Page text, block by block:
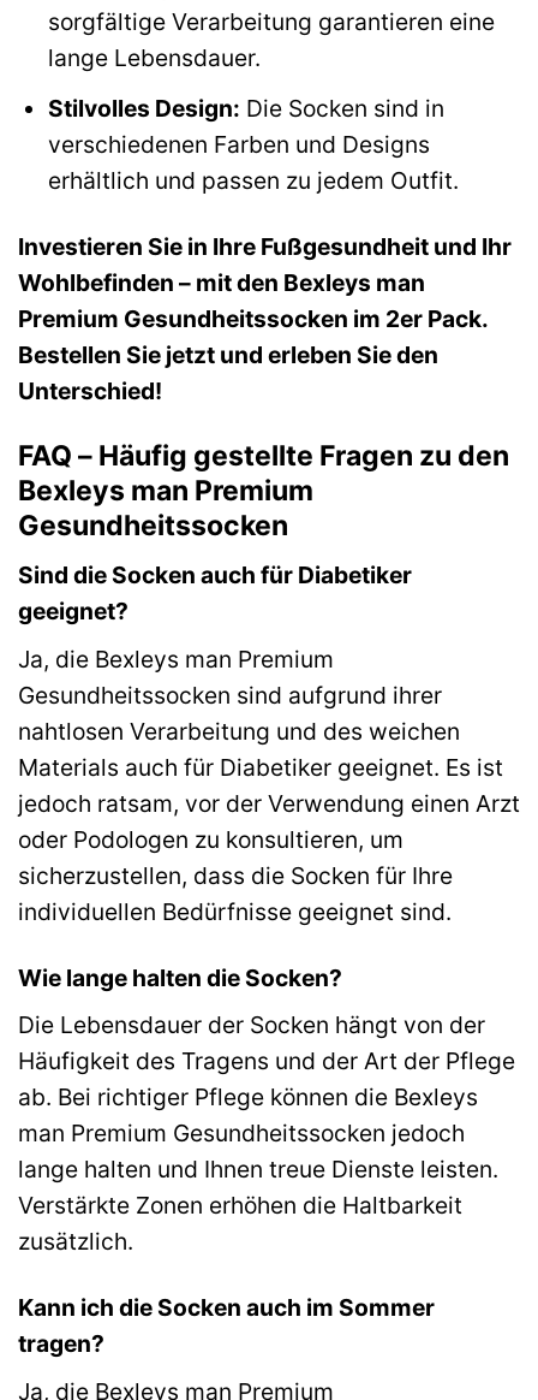
sorgfältige Verarbeitung garantieren eine
lange Lebensdauer.
Stilvolles Design: Die Socken sind in
verschiedenen Farben und Designs
erhältlich und passen zu jedem Outfit.
Investieren Sie in Ihre Fußgesundheit und Ihr
Wohlbefinden – mit den Bexleys man
Premium Gesundheitssocken im 2er Pack.
Bestellen Sie jetzt und erleben Sie den
Unterschied!
FAQ – Häufig gestellte Fragen zu den
Bexleys man Premium
Gesundheitssocken
Sind die Socken auch für Diabetiker
geeignet?
Ja, die Bexleys man Premium
Gesundheitssocken sind aufgrund ihrer
nahtlosen Verarbeitung und des weichen
Materials auch für Diabetiker geeignet. Es ist
jedoch ratsam, vor der Verwendung einen Arzt
oder Podologen zu konsultieren, um
sicherzustellen, dass die Socken für Ihre
individuellen Bedürfnisse geeignet sind.
Wie lange halten die Socken?
Die Lebensdauer der Socken hängt von der
Häufigkeit des Tragens und der Art der Pflege
ab. Bei richtiger Pflege können die Bexleys
man Premium Gesundheitssocken jedoch
lange halten und Ihnen treue Dienste leisten.
Verstärkte Zonen erhöhen die Haltbarkeit
zusätzlich.
Kann ich die Socken auch im Sommer
tragen?
Ja, die Bexleys man Premium